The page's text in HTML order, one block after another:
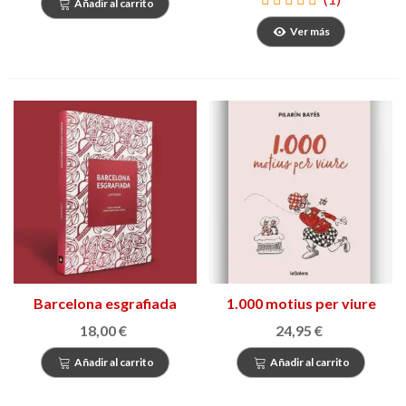
Añadir al carrito
Ver más
Barcelona esgrafiada
18,00 €
Añadir al carrito
1.000 motius per viure
24,95 €
Añadir al carrito